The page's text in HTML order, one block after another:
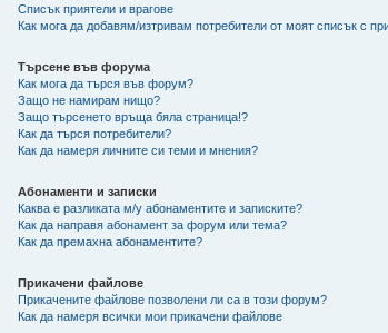
Списък приятели и врагове
Как мога да добавям/изтривам потребители от моят списък с
Търсене във форума
Как мога да търся във форум?
Защо не намирам нищо?
Защо търсенето връща бяла страница!?
Как да търся потребители?
Как да намеря личните си теми и мнения?
Абонаменти и записки
Каква е разликата м/у абонаментите и записките?
Как да направя абонамент за форум или тема?
Как да премахна абонаментите?
Прикачени файлове
Прикачените файлове позволени ли са в този форум?
Как да намеря всички мои прикачени файлове